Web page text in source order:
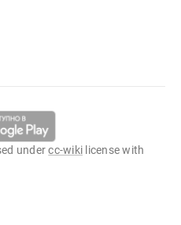
undercc-wiki license with